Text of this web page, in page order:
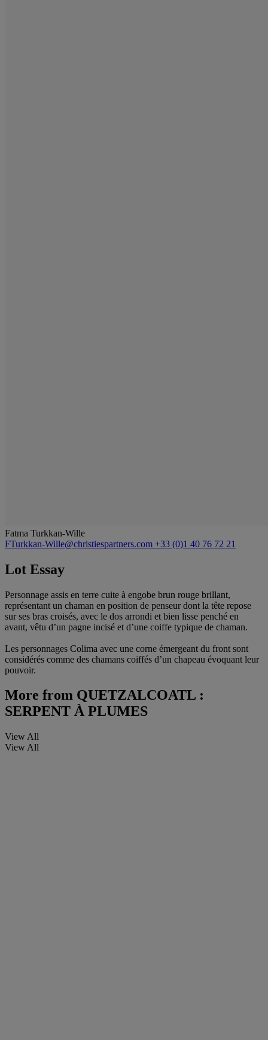
Fatma Turkkan-Wille
FTurkkan-Wille@christiespartners.com +33 (0)1 40 76 72 21
Lot Essay
Personnage assis en terre cuite à engobe brun rouge brillant,
représentant un chaman en position de penseur dont la tête repose
sur ses bras croisés, avec le dos arrondi et bien lisse penché en
avant, vêtu d’un pagne incisé et d’une coiffe typique de chaman.
Les personnages Colima avec une corne émergeant du front sont
considérés comme des chamans coiffés d’un chapeau évoquant leur
pouvoir.
More from QUETZALCOATL :
SERPENT À PLUMES
View All
View All